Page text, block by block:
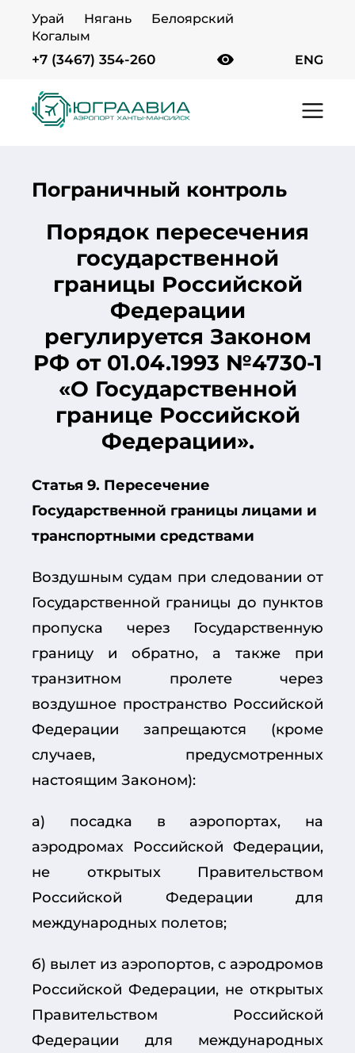
Урай Нягань
Белоярский
Когалым
+7 (3467) 354-260 ENG
Главная
досмотр
Пограничный контроль
Пограничный контроль
Порядок пересечения
государственной
границы Российской
Федерации
регулируется Законом
РФ от 01.04.1993 №4730-1
«О Государственной
границе Российской
Федерации».
Статья 9. Пересечение
Государственной границы лицами и
транспортными средствами
Воздушным судам при следовании от
Государственной границы до пунктов
пропуска через Государственную
границу и обратно, а также при
транзитном пролете через
воздушное пространство Российской
Федерации запрещаются (кроме
случаев, предусмотренных
настоящим Законом):
а) посадка в аэропортах, на
аэродромах Российской Федерации,
не открытых Правительством
Российской Федерации для
международных полетов;
б) вылет из аэропортов, с аэродромов
Российской Федерации, не открытых
Правительством Российской
Федерации для международных